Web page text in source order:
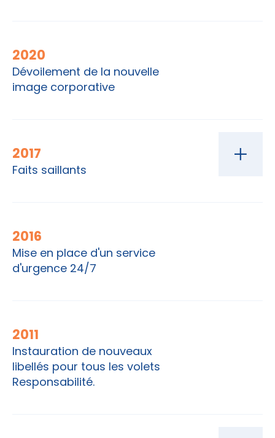
2020
Dévoilement de la nouvelle
image corporative
2017
Faits saillants
2016
Mise en place d'un service
d'urgence 24/7
2011
Instauration de nouveaux
libellés pour tous les volets
Responsabilité.